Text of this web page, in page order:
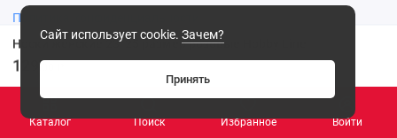
Каталог Поиск Избранное Войти
Носки женские 23, 25 размер розовые Hobby Line
129 .00 ₽
Сайт использует cookie. Зачем?
Принять
Политика конфиденциальности